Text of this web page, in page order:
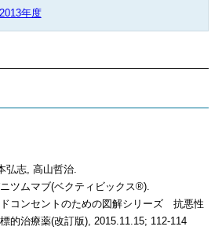
2013年度
弘志, 高山哲治.
ツムマブ(ベクティビックス®).
コンセントのための図解シリーズ 抗悪性
的治療薬(改訂版), 2015.11.15; 112-114